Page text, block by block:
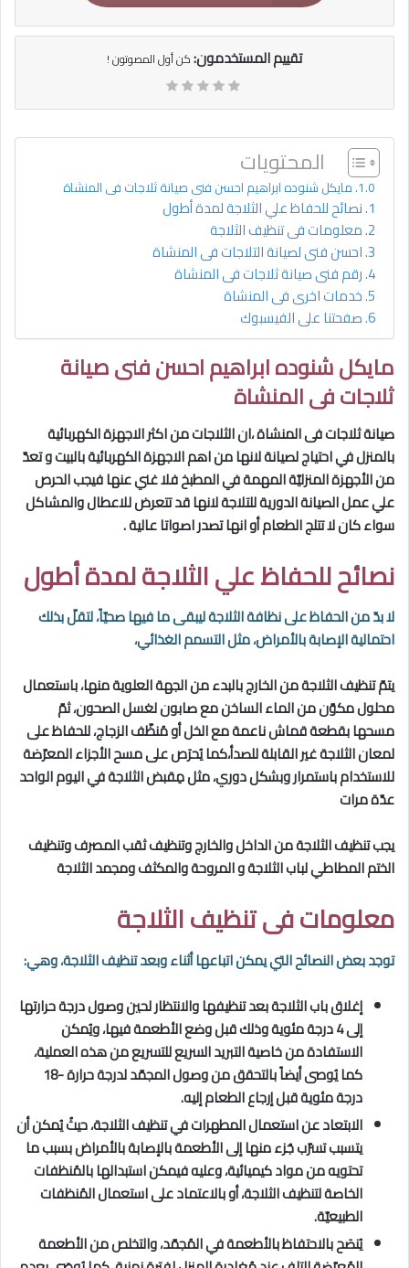
تقييم المستخدمون:كن أول المصوتون !
المحتويات
مايكل شنوده ابراهيم احسن فنى صيانة ثلاجات فى المنشاة
نصائح للحفاظ علي الثلاجة لمدة أطول
معلومات فى تنظيف الثلاجة
احسن فنى لصيانة التلاجات فى المنشاة
رقم فنى صيانة ثلاجات فى المنشاة
خدمات اخرى فى المنشاة
صفحتنا على الفيسبوك
مايكل شنوده ابراهيم احسن فنى صيانة
ثلاجات فى المنشاة
صيانة ثلاجات فى المنشاة،ان الثلاجات من اكثر الاجهزة الكهربائية
بالمنزل في احتياج لصيانة لانها من اهم الاجهزة الكهربائية بالبيت و تعدّ
من الأجهزة المنزليّة المهمة في المطبخ فلا غني عنها فيجب الحرص
علي عمل الصيانة الدورية للتلاجة لانها قد تتعرض للاعطال والمشاكل
سواء كان لا تتلج الطعام أو انها تصدر اصواتا عالية .
نصائح للحفاظ علي الثلاجة لمدة أطول
لا بدّ من الحفاظ على نظافة الثلاجة ليبقى ما فيها صحيّاً، لتقلّ بذلك
احتمالية الإصابة بالأمراض، مثل التسمم الغذائي،
يتمّ تنظيف الثلاجة من الخارج بالبدء من الجهة العلوية منها، باستعمال
محلول مكوّن من الماء الساخن مع صابون لغسل الصحون، ثمّ
مسحها بقطعة قماش ناعمة مع الخل أو مُنظّف الزجاج، للحفاظ على
لمعان الثلاجة غير القابلة للصدأ،كما يُحرَص على مسح الأجزاء المعرّضة
للاستخدام باستمرار وبشكل دوري، مثل مِقبض الثلاجة في اليوم الواحد
عدّة مرات
يجب تنظيف الثلاجة من الداخل والخارج وتنظيف ثقب المصرف وتنظيف
الختم المطاطي لباب الثلاجة و المروحة والمكثف ومجمد الثلاجة
معلومات فى تنظيف الثلاجة
توجد بعض النصائح التي يمكن اتباعها أثناء وبعد تنظيف الثلاجة، وهي:
إغلاق باب الثلاجة بعد تنظيفها والانتظار لحين وصول درجة حرارتها
إلى 4 درجة مئوية وذلك قبل وضع الأطعمة فيها، ويُمكن
الاستفادة من خاصية التبريد السريع للتسريع من هذه العملية،
كما يُوصى أيضاً بالتحقق من وصول المجمّد لدرجة حرارة -18
درجة مئوية قبل إرجاع الطعام إليه.
الابتعاد عن استعمال المطهرات في تنظيف الثلاجة، حيثُ يُمكن أن
يتسبب تسرّب جُزء منها إلى الأطعمة بالإصابة بالأمراض بسبب ما
تحتويه من مواد كيميائية، وعليه فيمكن استبدالها بالمُنظفات
الخاصة لتنظيف الثلاجة، أو بالاعتماد على استعمال المُنظفات
الطبيعيّة.
يُنصَح بالاحتفاظ بالأطعمة في المُجمّد، والتخلص من الأطعمة